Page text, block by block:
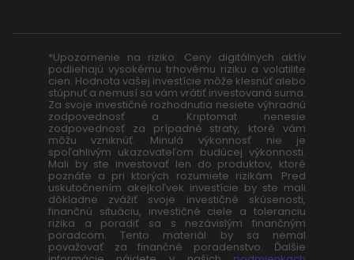
*Upozornenie na riziko: Ceny digitálnych aktív
podliehajú vysokému trhovému riziku a volatilite
cien. Hodnota vašej investície môže klesnúť alebo
stúpnuť a nemusí sa vám vrátiť investovaná suma.
Za svoje investičné rozhodnutia nesiete výhradnú
zodpovednosť a Kriptomat nenesie
zodpovednosť za prípadné straty, ktoré vám
môžu vzniknúť. Minulá výkonnosť nie je
spoľahlivým ukazovateľom budúcej výkonnosti.
Mali by ste investovať len do produktov, ktoré
poznáte a pri ktorých rozumiete rizikám. Pred
uskutočnením akejkoľvek investície by ste mali
dôkladne zvážiť svoje investičné skúsenosti,
finančnú situáciu, investičné ciele a toleranciu
rizika a poradiť sa s nezávislým finančným
poradcom. Tento materiál by sa nemal
považovať za finančné poradenstvo. Ďalšie